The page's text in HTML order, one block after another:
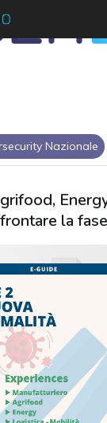
Nazionale
la